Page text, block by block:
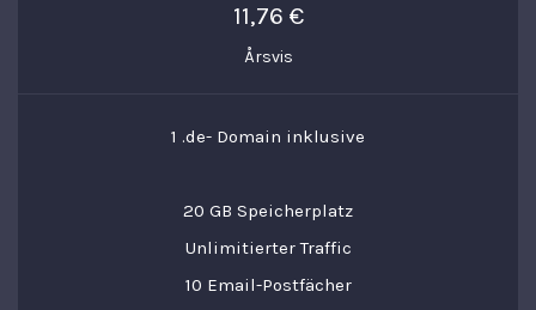
11,76 €
Årsvis
1 .de- Domain inklusive
20 GB Speicherplatz
Unlimitierter Traffic
10 Email-Postfächer